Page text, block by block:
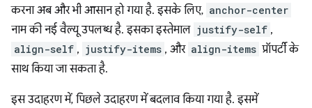
करना अब और भी आसान हो गया है. इसके लिए, anchor-center
नाम की नई वैल्यू उपलब्ध है. इसका इस्तेमाल justify-self ,
align-self , justify-items , और align-items प्रॉपर्टी के
साथ किया जा सकता है.
इस उदाहरण में, पिछले उदाहरण में बदलाव किया गया है. इसमें